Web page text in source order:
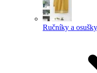
Ručníky a osušky